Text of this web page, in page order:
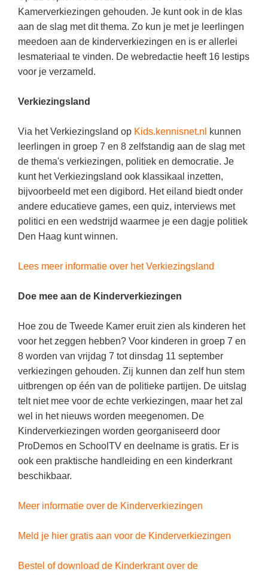
Digitaal onderwijs
Cito toets
Eindexamens
NIEUWSARCHIEF
Augustus 2026
Juli 2026
Mei 2026
April 2026
Lespakket ‘Circulaire Economie - van
verpakking tot nieuwe grondstof’
Gastles Zeebenen in de klas
Cursus Leer het heelal begrijpen
practicumvoorbereiding: gratis online
DGM in de klas
Kerst kleurplaten
PUZZELS
Kruiswoordpuzzels
Rebussen
Biologie
Burgerschap
Economie
Engels
Filosofie
Frans
Fries (Frysk)
Geschiedenis
Handelswetenschappen
Levensbeschouwing
Maatschappijleer
Muziek
Natuurkunde
Nederlands
Rekenen / Wiskunde
Scheikunde
Sociale vaardigheden
Techniek
Topografie
Boek: Kleine werelden van het zonnestelsel
Leren met klassieke muziek
Lasermachine voor het onderwijs
Lasergraaf
Ontdek Memo voor de onderbouw zelf!
Maak uw leerlingen mediawijs!
Rekentuin: altijd en overal rekenen oefenen
op je eigen niveau
Taalzee: adaptief oefenen en toetsen
Theater als middel voor het aanleren van
sociale vaardigheden
(hersen)onderzoek
Meesterbaan onderwijsvacatures
LEERMETHODEN
Biologie
Examentraining
Frans
Geschiedenis
Media
Nederlands
Rekenen
Sociale vaardigheden
LESMATERIAAL
Kamerverkiezingen gehouden. Je kunt ook in de klas
aan de slag met dit thema. Zo kun je met je leerlingen
meedoen aan de kinderverkiezingen en is er allerlei
lesmateriaal te vinden. De webredactie heeft 16 lestips
voor je verzameld.
Verkiezingsland
Via het Verkiezingsland op Kids.kennisnet.nl
kunnen
leerlingen in groep 7 en 8 zelfstandig aan de slag met
de thema's verkiezingen, politiek en democratie. Je
kunt het Verkiezingsland ook klassikaal inzetten,
bijvoorbeeld met een digibord. Het eiland biedt onder
andere educatieve games, een quiz, interviews met
politici en een wedstrijd waarmee je een dagje politiek
Den Haag kunt winnen.
Lees meer informatie over het Verkiezingsland
Doe mee aan de Kinderverkiezingen
Hoe zou de Tweede Kamer eruit zien als kinderen het
voor het zeggen hebben? Voor kinderen in groep 7 en
8 worden van vrijdag 7 tot dinsdag 11 september
verkiezingen gehouden. Zij kunnen dan zelf hun stem
uitbrengen op één van de politieke partijen. De uitslag
telt niet mee voor de echte verkiezingen, maar het zal
wel in het nieuws worden meegenomen. De
Kinderverkiezingen worden georganiseerd door
ProDemos en SchoolTV en deelname is gratis. Er is
ook een praktische handleiding en een kinderkrant
beschikbaar.
Meer informatie over de Kinderverkiezingen
Meld je hier gratis aan voor de Kinderverkiezingen
Bestel of download de Kinderkrant over de